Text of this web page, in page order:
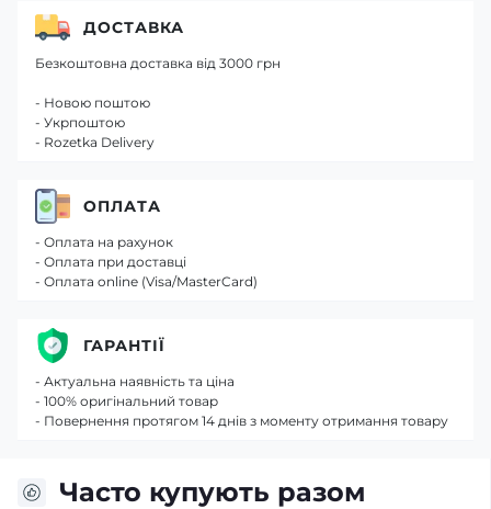
Часто купують разом
ДОСТАВКА
Безкоштовна доставка від 3000 грн
- Новою поштою
- Укрпоштою
- Rozetka Delivery
ОПЛАТА
- Оплата на рахунок
- Оплата при доставці
- Оплата online (Visa/MasterCard)
ГАРАНТІЇ
- Актуальна наявність та ціна
- 100% оригінальний товар
- Повернення протягом 14 днів з моменту отримання товару